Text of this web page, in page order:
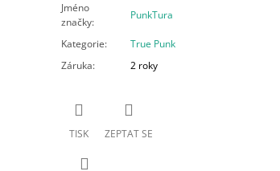
Jméno
značky:
PunkTura
Kategorie:
True Punk
Záruka: 2 roky
TISK ZEPTAT SE